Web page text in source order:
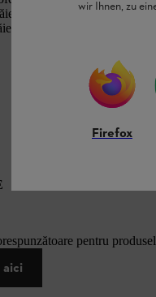
dintre toate lanțurile de
pentru
aici
wir Ihnen, zu
Firefox